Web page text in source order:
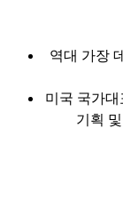
역대 가장
미국 국가
기획